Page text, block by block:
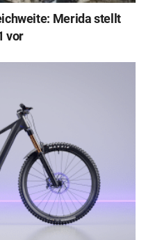
Merida stellt
vor